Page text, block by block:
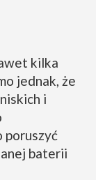
kilka
jednak, że
i
poruszyć
baterii